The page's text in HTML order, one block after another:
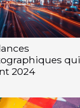
qui
2024